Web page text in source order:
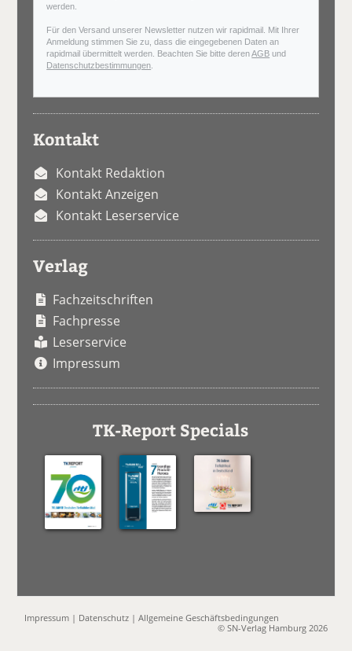
werden.
Für den Versand unserer Newsletter nutzen wir rapidmail. Mit Ihrer
Anmeldung stimmen Sie zu, dass die eingegebenen Daten an
rapidmail übermittelt werden. Beachten Sie bitte derenAGB und
Datenschutzbestimmungen
Kontakt
Kontakt Redaktion
Kontakt Anzeigen
Kontakt Leserservice
Verlag
Fachzeitschriften
Fachpresse
Leserservice
Impressum
TK-Report Specials
Impressum | Datenschutz |Allgemeine Geschäftsbedingungen
© SN-Verlag Hamburg 2026